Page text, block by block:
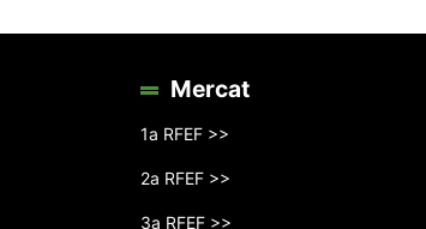
Mercat
1a RFEF >>
2a RFEF >>
3a RFEF >>